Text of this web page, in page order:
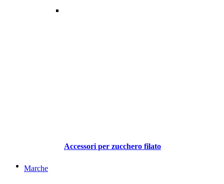
Accessori per zucchero filato
Marche